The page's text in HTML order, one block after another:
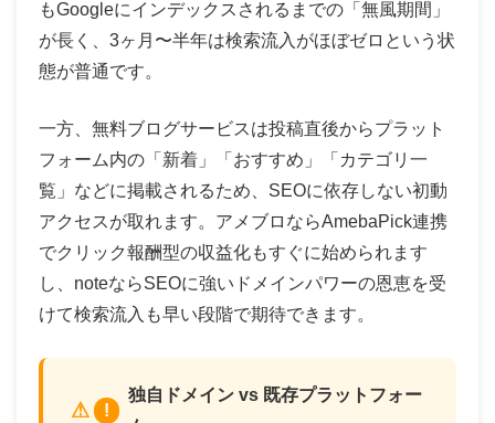
もGoogleにインデックスされるまでの「無風期間」
が長く、3ヶ月〜半年は検索流入がほぼゼロという状
態が普通です。
一方、無料ブログサービスは投稿直後からプラット
フォーム内の「新着」「おすすめ」「カテゴリ一
覧」などに掲載されるため、SEOに依存しない初動
アクセスが取れます。アメブロならAmebaPick連携
でクリック報酬型の収益化もすぐに始められます
し、noteならSEOに強いドメインパワーの恩恵を受
けて検索流入も早い段階で期待できます。
!
独自ドメイン vs 既存プラットフォー